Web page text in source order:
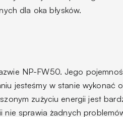
dla oka błysków.
NP-FW50. Jego
jesteśmy w stanie wykonać
zużyciu energii jest
nie sprawia żadnych